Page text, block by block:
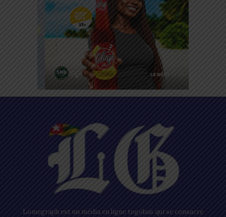
Lomegraph est un média en ligne togolais qui se consacre